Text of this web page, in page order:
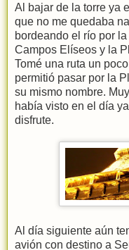
Al bajar de la torre ya
que no me quedaba
bordeando el río por
Campos Elíseos y la
Tomé una ruta un
permitió pasar por la
su mismo nombre.
había visto en el día
disfrute.
Al día siguiente aún
avión con destino a